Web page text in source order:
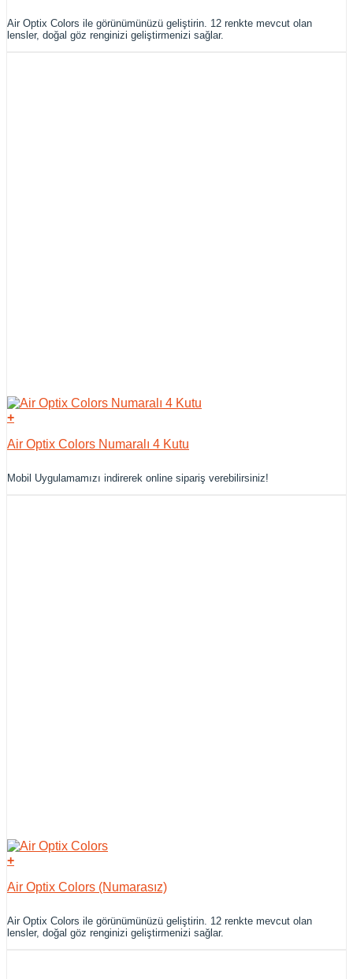
Air Optix Colors ile görünümünüzü geliştirin. 12 renkte mevcut olan
lensler, doğal göz renginizi geliştirmenizi sağlar.
+
Air Optix Colors Numaralı 4 Kutu
Mobil Uygulamamızı indirerek online sipariş verebilirsiniz!
+
Air Optix Colors (Numarasız)
Air Optix Colors ile görünümünüzü geliştirin. 12 renkte mevcut olan
lensler, doğal göz renginizi geliştirmenizi sağlar.